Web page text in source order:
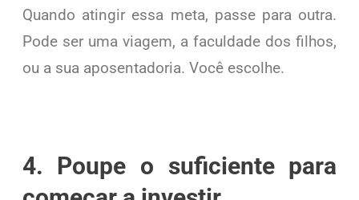
Quando atingir essa meta, passe para outra.
Pode ser uma viagem, a faculdade dos filhos,
ou a sua aposentadoria. Você escolhe.
4. Poupe o suficiente para